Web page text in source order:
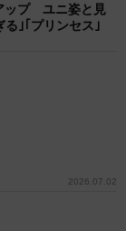
ップ ユニ姿と見
｣｢プリンセス｣
2026.07.02